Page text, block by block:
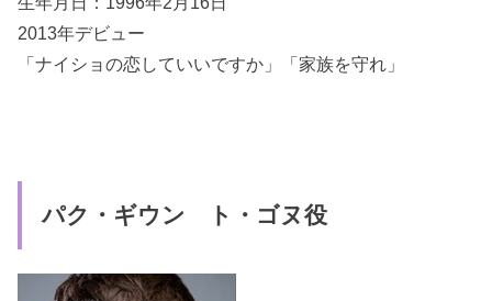
2013年デビュー
「ナイショの恋していいですか」「家族を守れ」
パク・ギウン ト・ゴヌ役